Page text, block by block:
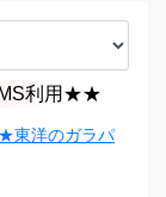
利用★★
東洋のガラパ